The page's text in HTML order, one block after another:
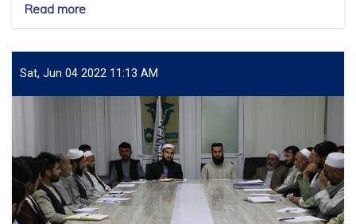
Read more
گرامیداشت
روز
جهانی
در
پوهنتون
جوزجان
برگزار
گردید
Sat, Jun 04 2022 11:13 AM